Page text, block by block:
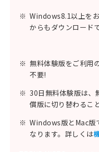
※ Windows8.1以上を
からもダウンロード
※ 無料体験版をご利用
不要!
※ 30日無料体験版は、
償版に切り替わるこ
※ Windows版とMac版
なります。詳しくは